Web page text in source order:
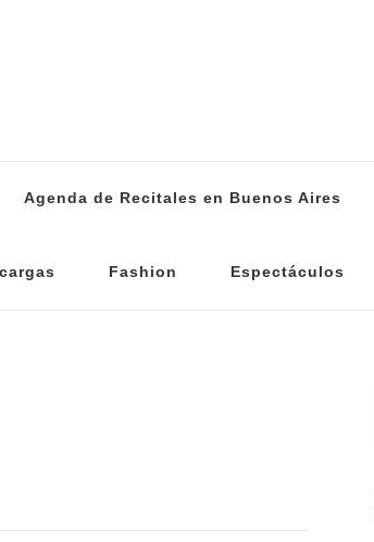
Agenda de Recitales en Buenos Aires
Fashion Espectáculos